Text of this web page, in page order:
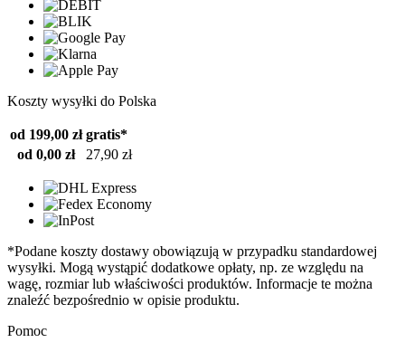
Koszty wysyłki do Polska
od 199,00 zł gratis*
od 0,00 zł
27,90 zł
*Podane koszty dostawy obowiązują w przypadku standardowej
wysyłki. Mogą wystąpić dodatkowe opłaty, np. ze względu na
wagę, rozmiar lub właściwości produktów. Informacje te można
znaleźć bezpośrednio w opisie produktu.
Pomoc